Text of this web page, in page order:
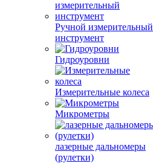
Ручной измерительный
инструмент
Гидроуровни
Измерительные колеса
Микрометры
лазерные дальномеры
(рулетки)